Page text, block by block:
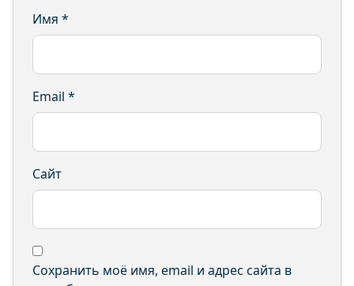
Имя *
Email *
Сайт
Сохранить моё имя, email и адрес сайта в